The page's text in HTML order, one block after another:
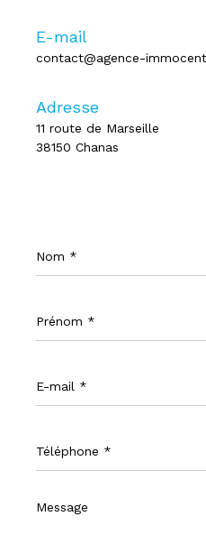
E-mail
contact@agence-
Adresse
11 route de Marseille
38150 Chanas
*
*
mail
*
*
Message